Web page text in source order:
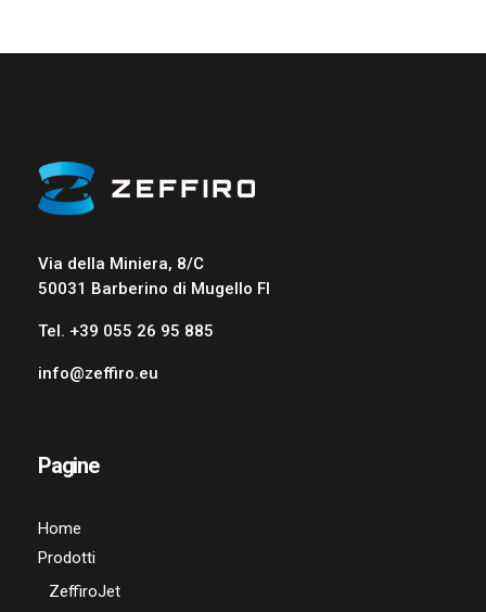
Via della Miniera, 8/C
50031 Barberino di Mugello FI
Tel. +39 055 26 95 885
info@zeffiro.eu
Pagine
Home
Prodotti
ZeffiroJet